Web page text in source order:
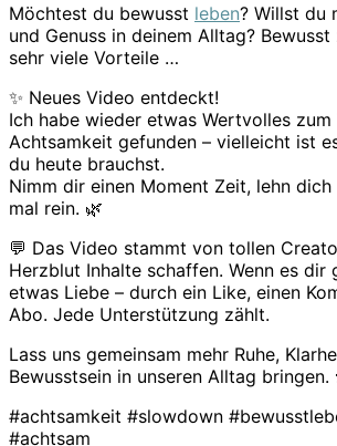
Möchtest du bewusst leben? Willst du
und Genuss in deinem Alltag?
sehr viele Vorteile …
✨ Neues Video entdeckt!
Ich habe wieder etwas Wertvolles zum
Achtsamkeit gefunden – vielleicht ist
du heute brauchst.
Nimm dir einen Moment Zeit, lehn
mal rein. 🌿
💬 Das Video stammt von tollen
Herzblut Inhalte schaffen. Wenn es dir
etwas Liebe – durch ein Like, einen
Abo. Jede Unterstützung zählt.
Lass uns gemeinsam mehr Ruhe,
Bewusstsein in unseren Alltag bringen.
#achtsamkeit #slowdown
#achtsam